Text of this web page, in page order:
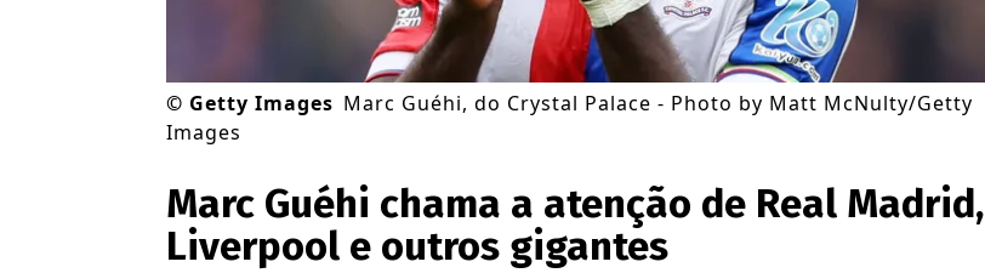
© Getty Images Marc Guéhi, do Crystal Palace - Photo by Matt McNulty/Getty
Images
Marc Guéhi chama a atenção de Real Madrid,
Liverpool e outros gigantes